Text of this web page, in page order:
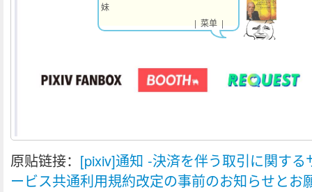
原贴链接： [pixiv]通知 -決済を伴う取引に関する
ービス共通利用規約改定の事前のお知らせとお
妹
| 菜单 |